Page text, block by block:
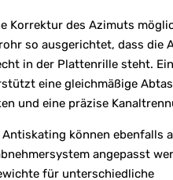
Korrektur des Azimuts
so ausgerichtet, dass die
in der Plattenrille steht.
eine gleichmäßige
und eine präzise
können ebenfalls
angepasst
für unterschiedliche